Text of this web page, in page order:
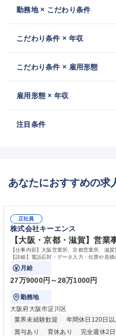
勤務地 × こだわり条件
こだわり条件 × 年収
こだわり条件 × 雇用形態
雇用形態 × 年収
注目条件
あなたにおすすめの求
正社員
株式会社キーエンス
【大阪・京都・滋賀】営
【仕事内容】大阪営業所、京都営業所、滋
【詳細】電話応対・データ入力・伝票や見
で発生する事務業務や業務改善をお任せ。
月給
27万9000円～28万1000円
勤務地
大阪府大阪市淀川区
業界未経験歓迎
年間休日120日以
賞与あり
育休あり 完全週休2日